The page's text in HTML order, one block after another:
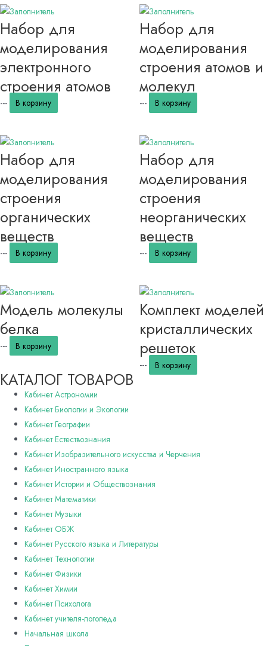
Набор для
моделирования
электронного
строения атомов
--- В корзину
Набор для
моделирования
строения атомов и
молекул
--- В корзину
Набор для
моделирования
строения
органических
веществ
--- В корзину
Набор для
моделирования
строения
неорганических
веществ
--- В корзину
Модель молекулы
белка
--- В корзину
Комплект моделей
кристаллических
решеток
--- В корзину
КАТАЛОГ ТОВАРОВ
Кабинет Астрономии
Кабинет Биологии и Экологии
Кабинет Географии
Кабинет Естествознания
Кабинет Изобразительного искусства и Черчения
Кабинет Иностранного языка
Кабинет Истории и Обществознания
Кабинет Математики
Кабинет Музыки
Кабинет ОБЖ
Кабинет Русского языка и Литературы
Кабинет Технологии
Кабинет Физики
Кабинет Химии
Кабинет Психолога
Кабинет учителя-логопеда
Начальная школа